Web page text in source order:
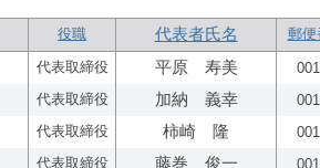
役職 代表者氏名 郵
代表取締役 平原 寿美
代表取締役 加納 義幸
代表取締役 柿崎 隆
代表取締役 藤巻 俊一